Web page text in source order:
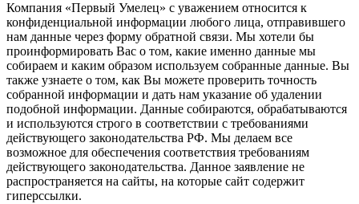
Компания «Первый Умелец» с уважением относится к
конфиденциальной информации любого лица, отправившего
нам данные через форму обратной связи. Мы хотели бы
проинформировать Вас о том, какие именно данные мы
собираем и каким образом используем собранные данные. Вы
также узнаете о том, как Вы можете проверить точность
собранной информации и дать нам указание об удалении
подобной информации. Данные собираются, обрабатываются
и используются строго в соответствии с требованиями
действующего законодательства РФ. Мы делаем все
возможное для обеспечения соответствия требованиям
действующего законодательства. Данное заявление не
распространяется на сайты, на которые сайт содержит
гиперссылки.